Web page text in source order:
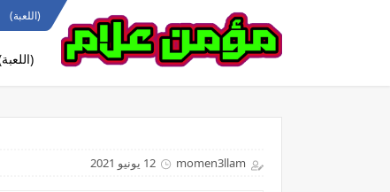
(اللعبة)
momen3llam 12 يونيو 2021